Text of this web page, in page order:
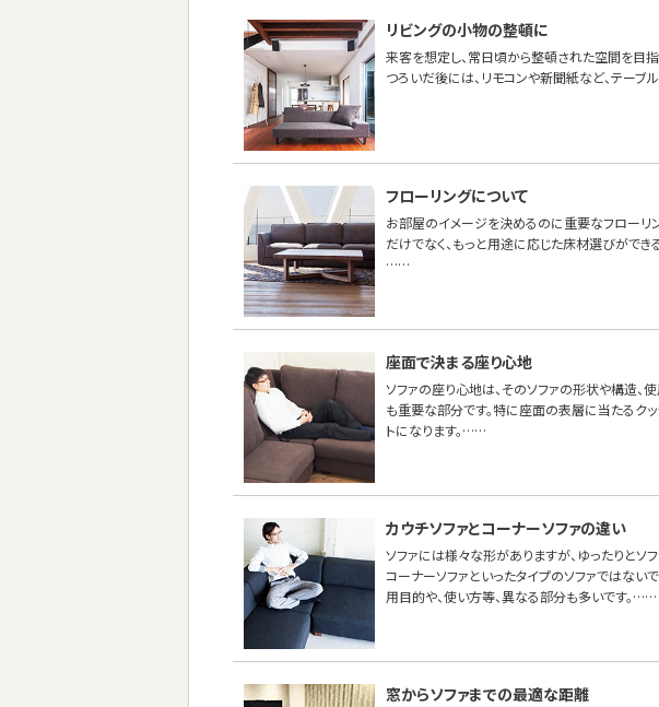
リビングの小物の整頓に
来客を想定し、常日頃から整頓された空間を目指
つろいだ後には、リモコンや新聞紙など、テー
フローリングについて
お部屋のイメージを決めるのに重要なフローリ
だけでなく、もっと用途に応じた床材選びができ
……
座面で決まる座り心地
ソファの座り心地は、そのソファの形状や構造、
も重要な部分です。特に座面の表層に当たるク
トになります。……
カウチソファとコーナーソファの違い
ソファには様々な形がありますが、ゆったりとソ
コーナーソファといったタイプのソファではないで
用目的や、使い方等、異なる部分も多いです。……
窓からソファまでの最適な距離